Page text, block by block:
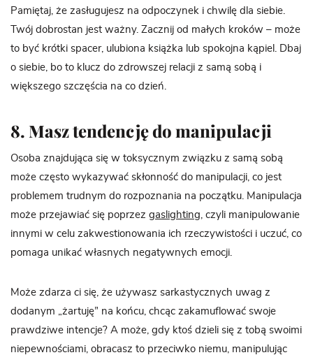
Pamiętaj, że zasługujesz na odpoczynek i chwilę dla siebie.
Twój dobrostan jest ważny. Zacznij od małych kroków – może
to być krótki spacer, ulubiona książka lub spokojna kąpiel. Dbaj
o siebie, bo to klucz do zdrowszej relacji z samą sobą i
większego szczęścia na co dzień.
8. Masz tendencję do manipulacji
Osoba znajdująca się w toksycznym związku z samą sobą
może często wykazywać skłonność do manipulacji, co jest
problemem trudnym do rozpoznania na początku. Manipulacja
może przejawiać się poprzez gaslighting, czyli manipulowanie
innymi w celu zakwestionowania ich rzeczywistości i uczuć, co
pomaga unikać własnych negatywnych emocji.
Może zdarza ci się, że używasz sarkastycznych uwag z
dodanym „żartuję” na końcu, chcąc zakamuflować swoje
prawdziwe intencje? A może, gdy ktoś dzieli się z tobą swoimi
niepewnościami, obracasz to przeciwko niemu, manipulując